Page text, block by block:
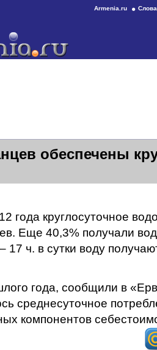
Armenia.ru
обеспечены
года круглосуточное
Еще 40,3% получали
17 ч. в сутки воду
года, сообщили в
среднесуточное
компонентов